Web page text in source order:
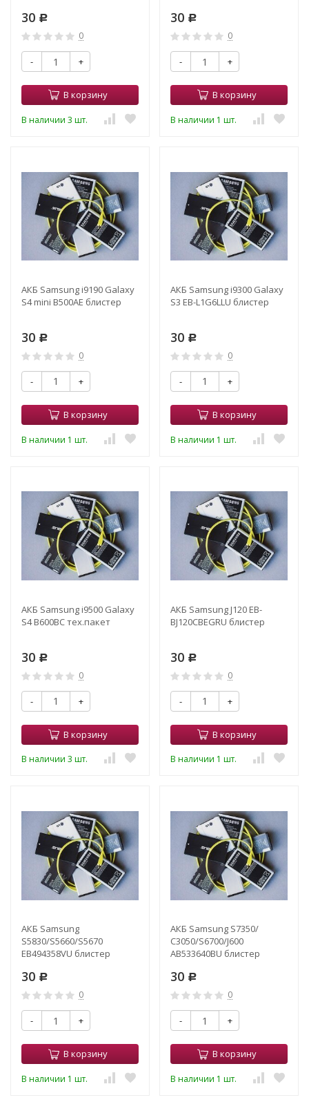
30 Р
0
- +
В корзину
В наличии 3 шт.
30 Р
0
- +
В корзину
В наличии 1 шт.
АКБ Samsung i9190 Galaxy
S4 mini B500AE блистер
30 Р
0
- +
В корзину
В наличии 1 шт.
АКБ Samsung i9300 Galaxy
S3 EB-L1G6LLU блистер
30 Р
0
- +
В корзину
В наличии 1 шт.
АКБ Samsung i9500 Galaxy
S4 B600BC тех.пакет
30 Р
0
- +
В корзину
В наличии 3 шт.
АКБ Samsung J120 EB-
BJ120CBEGRU блистер
30 Р
0
- +
В корзину
В наличии 1 шт.
АКБ Samsung
S5830/S5660/S5670
EB494358VU блистер
30 Р
0
- +
В корзину
В наличии 1 шт.
АКБ Samsung S7350/
С3050/S6700/J600
AB533640BU блистер
30 Р
0
- +
В корзину
В наличии 1 шт.